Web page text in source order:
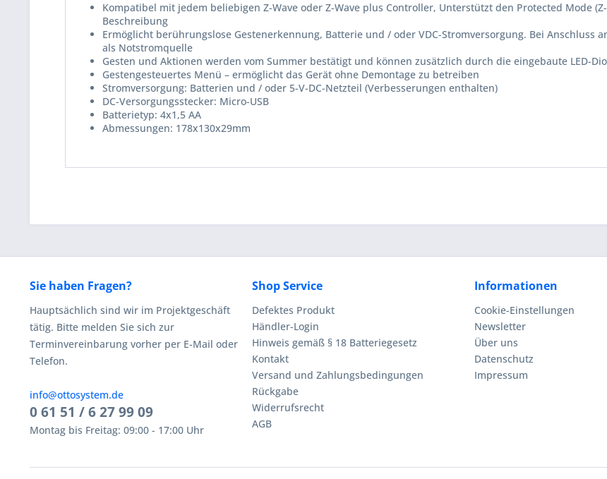
Kompatibel mit jedem beliebigen Z-Wave oder Z-Wave plus Controller, Unterstützt den Protected Mode
Beschreibung
Ermöglicht berührungslose Gestenerkennung, Batterie und / oder VDC-Stromversorgung. Bei Anschluss
als Notstromquelle
Gesten und Aktionen werden vom Summer bestätigt und können zusätzlich durch die eingebaute LED-
Gestengesteuertes Menü – ermöglicht das Gerät ohne Demontage zu betreiben
Stromversorgung: Batterien und / oder 5-V-DC-Netzteil (Verbesserungen enthalten)
DC-Versorgungsstecker: Micro-USB
Batterietyp: 4x1,5 AA
Abmessungen: 178x130x29mm
Sie haben Fragen?
Hauptsächlich sind wir im Projektgeschäft
tätig. Bitte melden Sie sich zur
Terminvereinbarung vorher per E-Mail oder
Telefon.
info@ottosystem.de
0 61 51 / 6 27 99 09
Montag bis Freitag: 09:00 - 17:00 Uhr
Shop Service
Defektes Produkt
Händler-Login
Hinweis gemäß § 18 Batteriegesetz
Kontakt
Versand und Zahlungsbedingungen
Rückgabe
Widerrufsrecht
AGB
Informationen
Cookie-Einstellungen
Newsletter
Über uns
Datenschutz
Impressum